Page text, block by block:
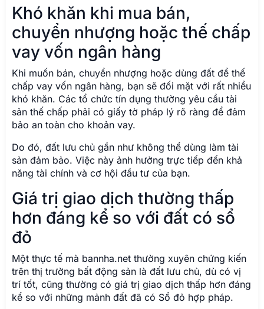
Khó khăn khi mua bán,
chuyển nhượng hoặc thế chấp
vay vốn ngân hàng
Khi muốn bán, chuyển nhượng hoặc dùng đất để thế
chấp vay vốn ngân hàng, bạn sẽ đối mặt với rất nhiều
khó khăn. Các tổ chức tín dụng thường yêu cầu tài
sản thế chấp phải có giấy tờ pháp lý rõ ràng để đảm
bảo an toàn cho khoản vay.
Do đó, đất lưu chủ gần như không thể dùng làm tài
sản đảm bảo. Việc này ảnh hưởng trực tiếp đến khả
năng tài chính và cơ hội đầu tư của bạn.
Giá trị giao dịch thường thấp
hơn đáng kể so với đất có sổ
đỏ
Một thực tế mà bannha.net thường xuyên chứng kiến
trên thị trường bất động sản là đất lưu chủ, dù có vị
trí tốt, cũng thường có giá trị giao dịch thấp hơn đáng
kể so với những mảnh đất đã có Sổ đỏ hợp pháp.